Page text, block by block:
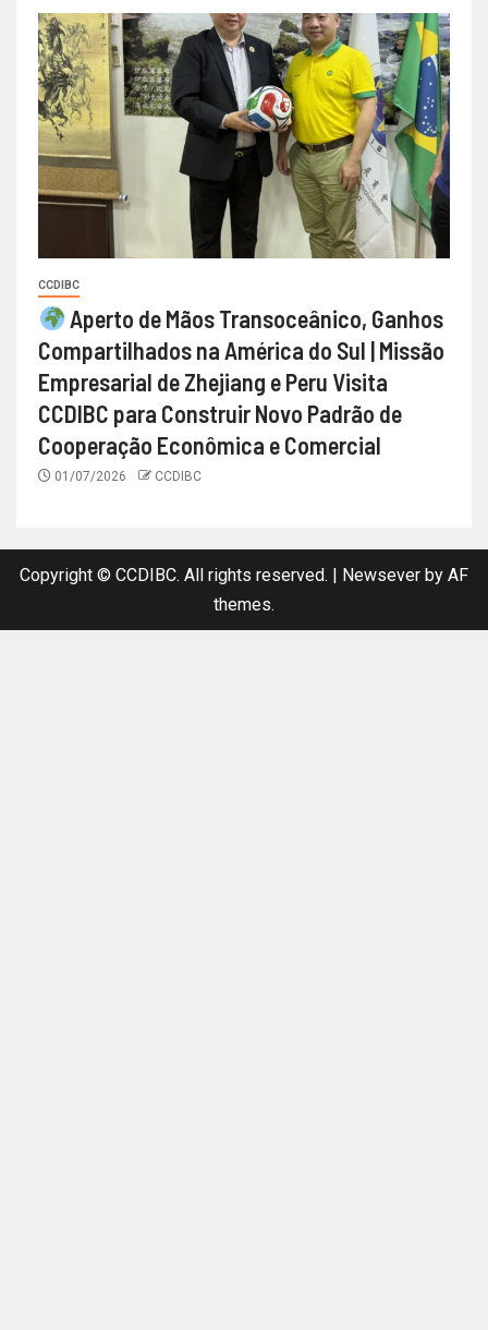
CCDIBC
Aperto de Mãos Transoceânico, Ganhos
Compartilhados na América do Sul | Missão
Empresarial de Zhejiang e Peru Visita
CCDIBC para Construir Novo Padrão de
Cooperação Econômica e Comercial
01/07/2026 CCDIBC
Copyright © CCDIBC. All rights reserved. | Newsever by AF
themes.